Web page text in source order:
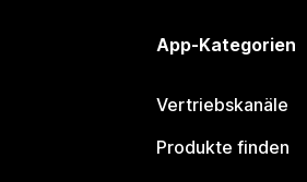
App-Kategorien
Vertriebskanäle
Produkte finden